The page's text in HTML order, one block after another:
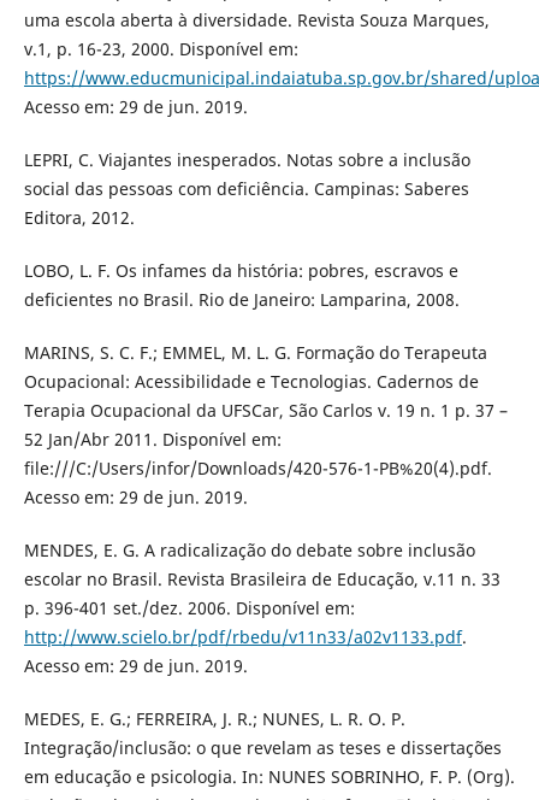
uma escola aberta à diversidade. Revista Souza Marques,
v.1, p. 16-23, 2000. Disponível em:
https://www.educmunicipal.indaiatuba.sp.gov.br/shared/
Acesso em: 29 de jun. 2019.
LEPRI, C. Viajantes inesperados. Notas sobre a inclusão
social das pessoas com deficiência. Campinas: Saberes
Editora, 2012.
LOBO, L. F. Os infames da história: pobres, escravos e
deficientes no Brasil. Rio de Janeiro: Lamparina, 2008.
MARINS, S. C. F.; EMMEL, M. L. G. Formação do Terapeuta
Ocupacional: Acessibilidade e Tecnologias. Cadernos de
Terapia Ocupacional da UFSCar, São Carlos v. 19 n. 1 p. 37 –
52 Jan/Abr 2011. Disponível em:
file:///C:/Users/infor/Downloads/420-576-1-PB%20(4).pdf.
Acesso em: 29 de jun. 2019.
MENDES, E. G. A radicalização do debate sobre inclusão
escolar no Brasil. Revista Brasileira de Educação, v.11 n. 33
p. 396-401 set./dez. 2006. Disponível em:
http://www.scielo.br/pdf/rbedu/v11n33/a02v1133.pdf.
Acesso em: 29 de jun. 2019.
MEDES, E. G.; FERREIRA, J. R.; NUNES, L. R. O. P.
Integração/inclusão: o que revelam as teses e dissertações
em educação e psicologia. In: NUNES SOBRINHO, F. P. (Org).